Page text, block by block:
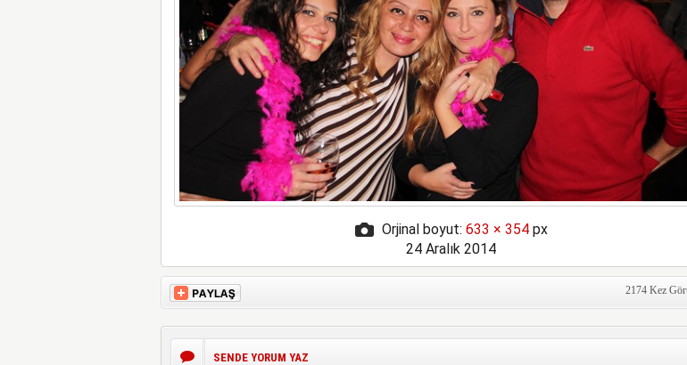
Orjinal boyut: 633 × 354px
24 Aralık 2014
2174 Kez
SENDE YORUM YAZ